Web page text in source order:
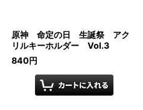
原神 命定の日 生誕祭 アク
リルキーホルダー Vol.3
840円